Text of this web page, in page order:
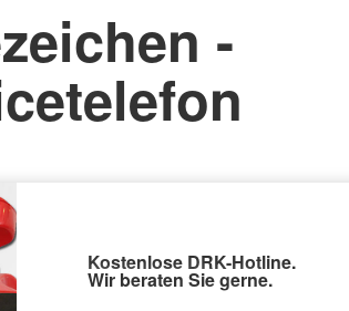
-
Kostenlose DRK-Hotline.
Wir beraten Sie gerne.